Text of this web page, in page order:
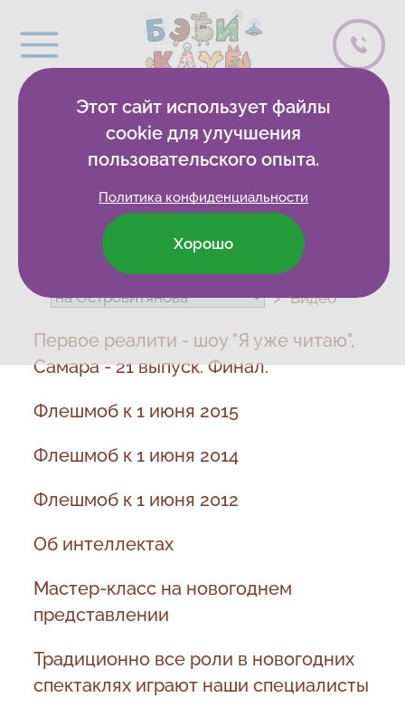
ВИДЕОБЛОГ
Бэби-клуб Развивающие клубы
Видео
Первое реалити - шоу "Я уже читаю",
Самара - 21 выпуск. Финал.
Флешмоб к 1 июня 2015
Флешмоб к 1 июня 2014
Флешмоб к 1 июня 2012
Об интеллектах
Мастер-класс на новогоднем
представлении
Традиционно все роли в новогодних
спектаклях играют наши специалисты
Этот сайт использует файлы
cookie для улучшения
пользовательского опыта.
Политика конфиденциальности
Хорошо